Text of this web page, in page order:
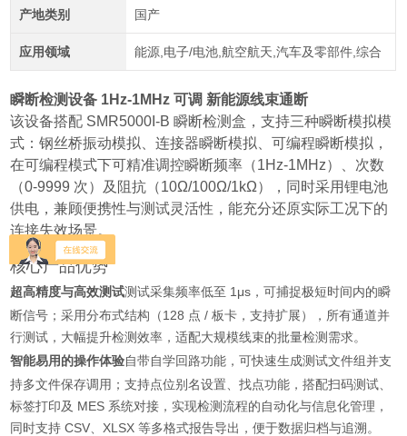
产地类别 国产
应用领域 能源,电子/电池,航空航天,汽车及零部件,综合
瞬断检测设备 1Hz-1MHz 可调 新能源线束通断
该设备搭配 SMR5000I-B 瞬断检测盒，支持三种瞬断模拟模
式：钢丝桥振动模拟、连接器瞬断模拟、可编程瞬断模拟，
在可编程模式下可精准调控瞬断频率（1Hz-1MHz）、次数
（0-9999 次）及阻抗（10Ω/100Ω/1kΩ），同时采用锂电池
供电，兼顾便携性与测试灵活性，能充分还原实际工况下的
连接失效场景。
核心产品优势
超高精度与高效测试测试采集频率低至 1μs，可捕捉极短时间内的瞬
断信号；采用分布式结构（128 点 / 板卡，支持扩展），所有通道并
行测试，大幅提升检测效率，适配大规模线束的批量检测需求。
智能易用的操作体验自带自学回路功能，可快速生成测试文件组并支
持多文件保存调用；支持点位别名设置、找点功能，搭配扫码测试、
标签打印及 MES 系统对接，实现检测流程的自动化与信息化管理，
同时支持 CSV、XLSX 等多格式报告导出，便于数据归档与追溯。